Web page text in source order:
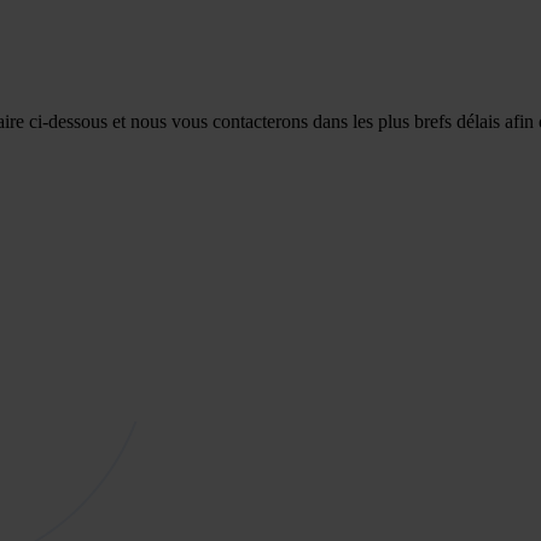
ci-dessous et nous vous contacterons dans les plus brefs délais